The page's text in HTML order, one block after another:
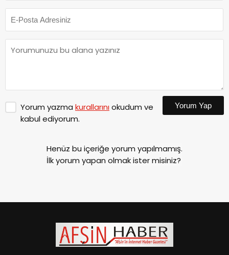
Yorum yazma kurallarınıokudum ve
kabul ediyorum.
Yorum Yap
Henüz bu içeriğe yorum yapılmamış.
İlk yorum yapan olmak ister misiniz?